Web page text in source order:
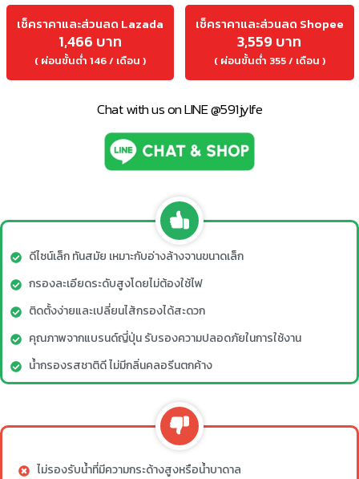
เช็คราคาและส่วนลด Lazada
1,466 บาท
( ผ่อนขั้นต่ำ 146 / เดือน )
เช็คราคาและส่วนลด Shopee
3,559 บาท
( ผ่อนขั้นต่ำ 355 / เดือน )
Chat with us on LINE @591jylfe
ดีไซน์เล็ก ทันสมัย เหมาะกับอ่างล้างจานขนาดเล็ก
กรองละเอียดระดับสูงโดยไม่ต้องใช้ไฟ
ติดตั้งง่ายและเปลี่ยนไส้กรองได้สะดวก
คุณภาพจากแบรนด์ญี่ปุ่น รับรองความปลอดภัยในการใช้งาน
น้ำกรองรสชาติดี ไม่มีกลิ่นคลอรีนตกค้าง
ไม่รองรับน้ำที่มีความกระด้างสูงหรือน้ำบาดาล